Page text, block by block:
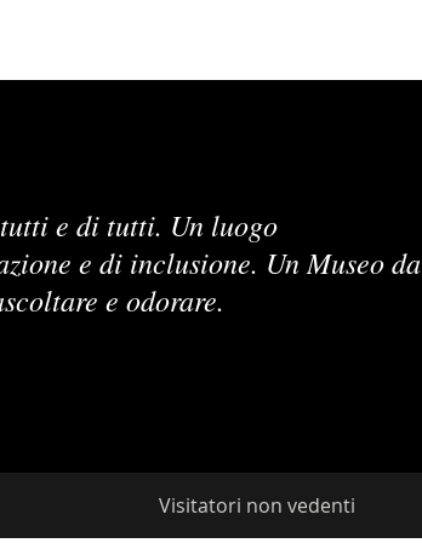
e di tutti. Un luogo
e di inclusione. Un Museo da
e odorare.
Visitatori non vedenti